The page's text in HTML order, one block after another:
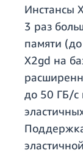
Инстансы
3 раз
памяти
X2gd на
до 50 ГБ/с